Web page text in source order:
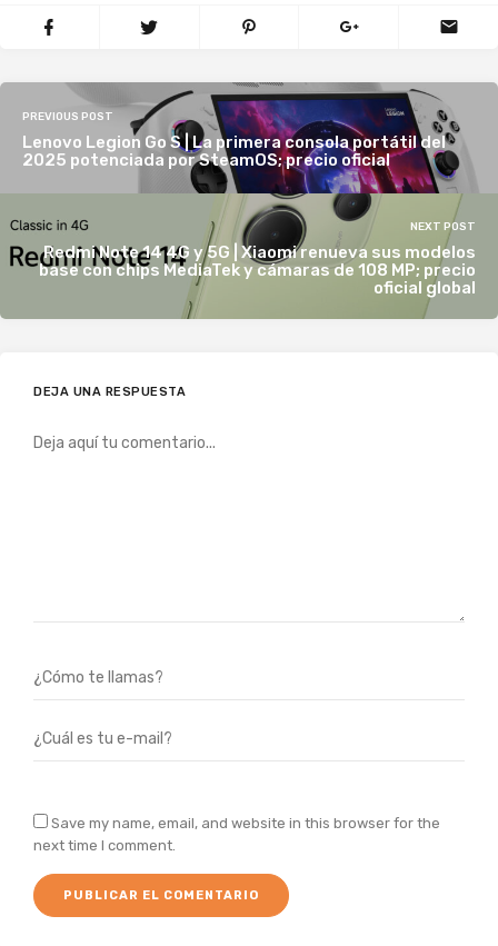
PREVIOUS POST
Lenovo Legion Go S | La primera consola portátil del
2025 potenciada por SteamOS; precio oficial
NEXT POST
Redmi Note 14 4G y 5G | Xiaomi renueva sus modelos
base con chips MediaTek y cámaras de 108 MP; precio
oficial global
DEJA UNA RESPUESTA
Save my name, email, and website in this browser for the
next time I comment.